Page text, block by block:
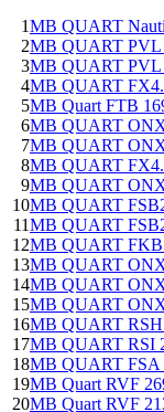
1MB QUART
2MB QUART PVL
3MB QUART PVL
4MB QUART
5MB Quart FTB
6MB QUART
7MB QUART
8MB QUART
9MB QUART
10MB QUART
11MB QUART
12MB QUART
13MB QUART
14MB QUART
15MB QUART
16MB QUART
17MB QUART RSI
18MB QUART FSA
19MB Quart RVF
20MB Quart RVF